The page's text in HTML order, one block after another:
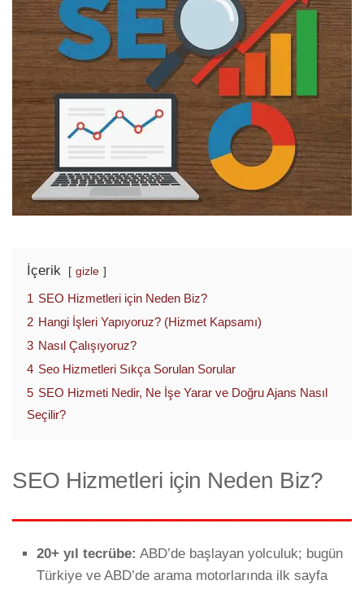
İçerik gizle
1 SEO Hizmetleri için Neden Biz?
2 Hangi İşleri Yapıyoruz? (Hizmet Kapsamı)
3 Nasıl Çalışıyoruz?
4 Seo Hizmetleri Sıkça Sorulan Sorular
5 SEO Hizmeti Nedir, Ne İşe Yarar ve Doğru Ajans Nasıl
Seçilir?
SEO Hizmetleri için Neden Biz?
20+ yıl tecrübe: ABD’de başlayan yolculuk; bugün
Türkiye ve ABD’de arama motorlarında ilk sayfa